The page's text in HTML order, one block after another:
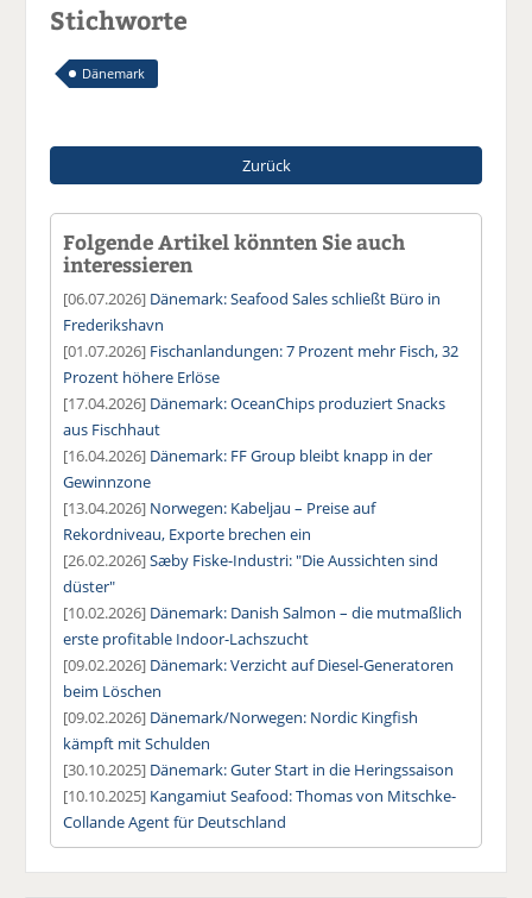
Stichworte
Dänemark
Zurück
Folgende Artikel könnten Sie auch
interessieren
[06.07.2026] Dänemark: Seafood Sales schließt Büro in
Frederikshavn
[01.07.2026] Fischanlandungen: 7 Prozent mehr Fisch, 32
Prozent höhere Erlöse
[17.04.2026] Dänemark: OceanChips produziert Snacks
aus Fischhaut
[16.04.2026] Dänemark: FF Group bleibt knapp in der
Gewinnzone
[13.04.2026] Norwegen: Kabeljau – Preise auf
Rekordniveau, Exporte brechen ein
[26.02.2026]Sæby Fiske-Industri: "Die Aussichten sind
düster"
[10.02.2026] Dänemark: Danish Salmon – die mutmaßlich
erste profitable Indoor-Lachszucht
[09.02.2026] Dänemark: Verzicht auf Diesel-Generatoren
beim Löschen
[09.02.2026] Dänemark/Norwegen: Nordic Kingfish
kämpft mit Schulden
[30.10.2025] Dänemark: Guter Start in die Heringssaison
[10.10.2025] Kangamiut Seafood: Thomas von Mitschke-
Collande Agent für Deutschland